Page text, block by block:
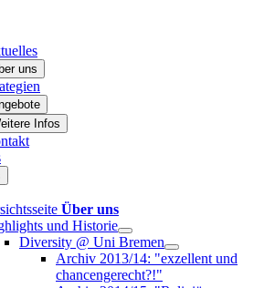
uns
Infos
Über uns
und Historie
Diversity @ Uni Bremen
Archiv 2013/14: "exzellent und
chancengerecht?!"